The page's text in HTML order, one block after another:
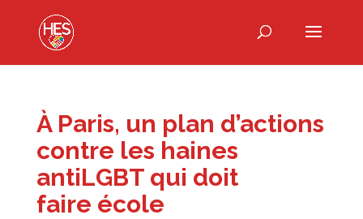
À Paris, un plan d’actions
contre les haines
antiLGBT qui doit
faire école